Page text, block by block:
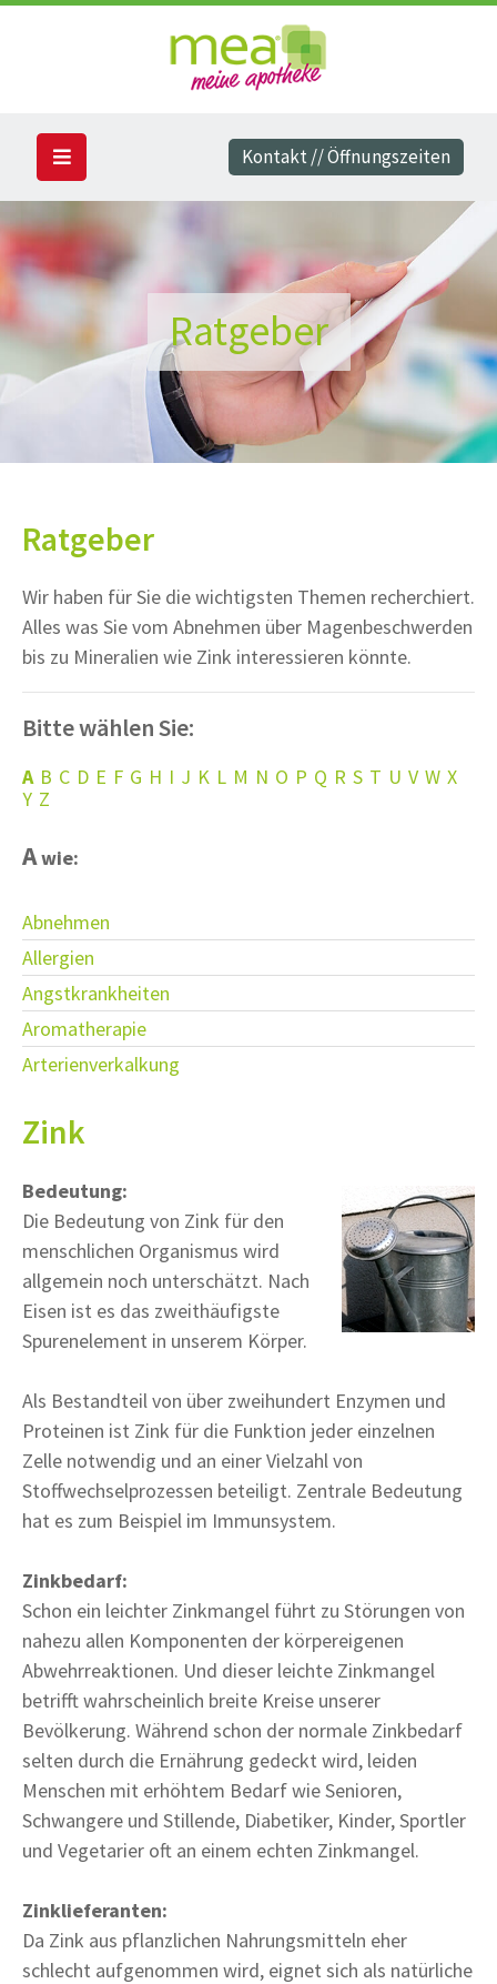
Ratgeber
Ratgeber
Wir haben für Sie die wichtigsten Themen recherchiert.
Alles was Sie vom Abnehmen über Magenbeschwerden
bis zu Mineralien wie Zink interessieren könnte.
Bitte wählen Sie:
A B C D E F G H I J K L M N O P Q R S T U V W X
Y Z
Awie:
Abnehmen
Allergien
Angstkrankheiten
Aromatherapie
Arterienverkalkung
Zink
Bedeutung:
Die Bedeutung von Zink für den
menschlichen Organismus wird
allgemein noch unterschätzt. Nach
Eisen ist es das zweithäufigste
Spurenelement in unserem Körper.
Als Bestandteil von über zweihundert Enzymen und
Proteinen ist Zink für die Funktion jeder einzelnen
Zelle notwendig und an einer Vielzahl von
Stoffwechselprozessen beteiligt. Zentrale Bedeutung
hat es zum Beispiel im Immunsystem.
Zinkbedarf:
Schon ein leichter Zinkmangel führt zu Störungen von
nahezu allen Komponenten der körpereigenen
Abwehrreaktionen. Und dieser leichte Zinkmangel
betrifft wahrscheinlich breite Kreise unserer
Bevölkerung. Während schon der normale Zinkbedarf
selten durch die Ernährung gedeckt wird, leiden
Menschen mit erhöhtem Bedarf wie Senioren,
Schwangere und Stillende, Diabetiker, Kinder, Sportler
und Vegetarier oft an einem echten Zinkmangel.
Zinklieferanten:
Da Zink aus pflanzlichen Nahrungsmitteln eher
schlecht aufgenommen wird, eignet sich als natürliche
Kontakt // Öffnungszeiten